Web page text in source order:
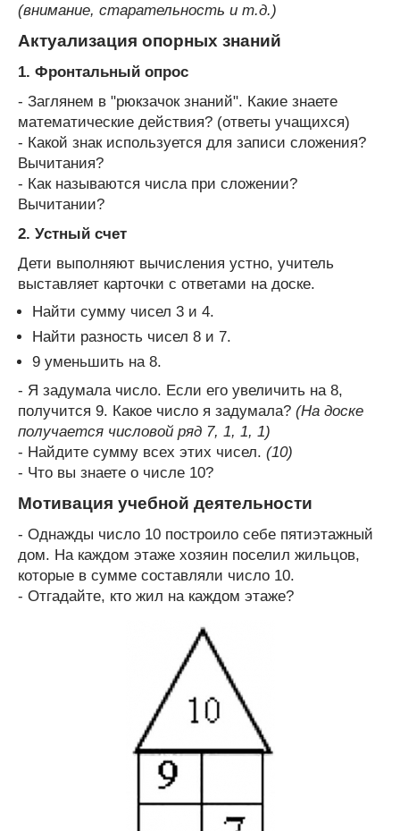
(внимание, старательность и т.д.)
Актуализация опорных знаний
1. Фронтальный опрос
- Заглянем в "рюкзачок знаний". Какие знаете
математические действия? (ответы учащихся)
- Какой знак используется для записи сложения?
Вычитания?
- Как называются числа при сложении?
Вычитании?
2. Устный счет
Дети выполняют вычисления устно, учитель
выставляет карточки с ответами на доске.
Найти сумму чисел 3 и 4.
Найти разность чисел 8 и 7.
9 уменьшить на 8.
- Я задумала число. Если его увеличить на 8,
получится 9. Какое число я задумала? (На доске
получается числовой ряд 7, 1, 1, 1)
- Найдите сумму всех этих чисел. (10)
- Что вы знаете о числе 10?
Мотивация учебной деятельности
- Однажды число 10 построило себе пятиэтажный
дом. На каждом этаже хозяин поселил жильцов,
которые в сумме составляли число 10.
- Отгадайте, кто жил на каждом этаже?